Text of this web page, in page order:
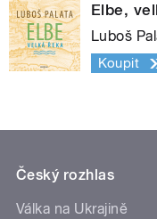
Elbe,
Luboš
Koupit
Český rozhlas
Válka na Ukrajině